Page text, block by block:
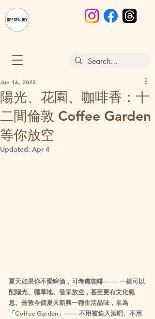
陽光、花園、咖啡香：十
二間倫敦 Coffee Garden
等你放空
Jun 16, 2025
Updated: Apr 4
夏天如果你不愛啤酒，可考慮咖啡 —— 一樣可以
配陽光、曬草地、發呆放空，甚至更有文化氣
息。倫敦今個夏天新興一種生活品味，名為
「Coffee Garden」—— 不用被迫入酒吧、不用